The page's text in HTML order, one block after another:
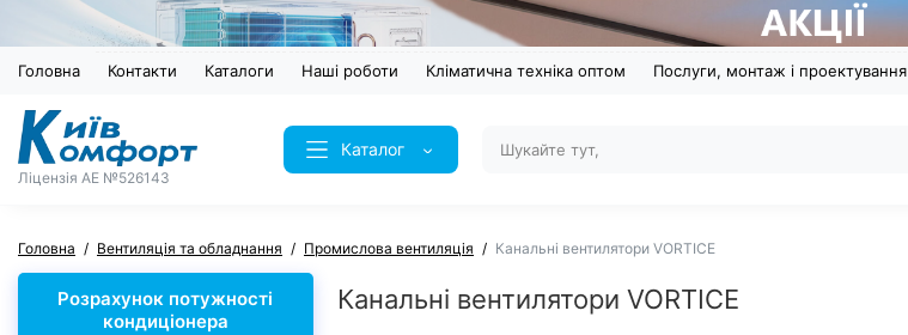
Головна Контакти Каталоги Наші роботи Кліматична техніка оптом Послуги, монтаж і проектування
Ліцензія AE №526143
Каталог
Головна Вентиляція та обладнання Промислова вентиляція Канальні вентилятори VORTICE
Розрахунок потужності
кондиціонера
Канальні вентилятори VORTICE